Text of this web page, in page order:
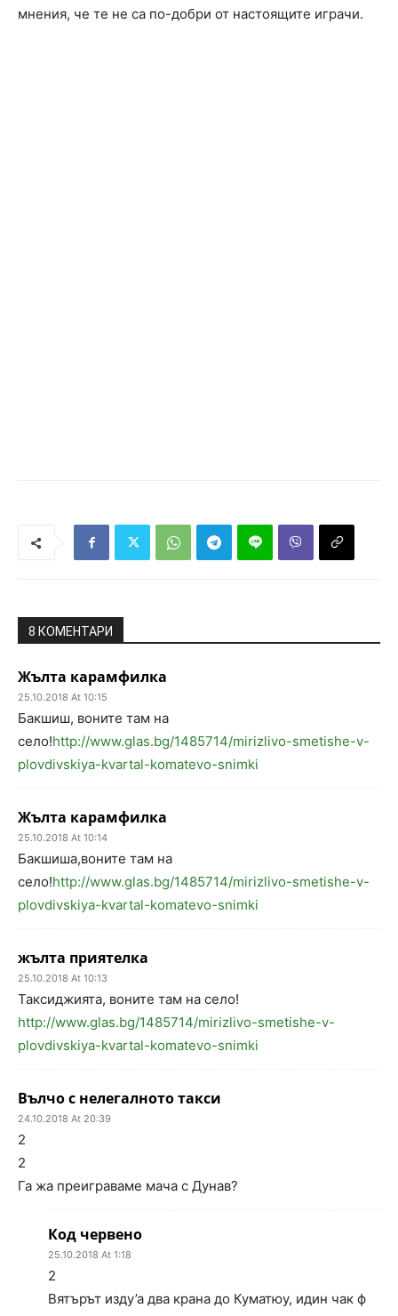
мнения, че те не са по-добри от настоящите играчи.
8 КОМЕНТАРИ
Жълта карамфилка
25.10.2018 At 10:15
Бакшиш, воните там на
село!http://www.glas.bg/1485714/mirizlivo-smetishe-v-
plovdivskiya-kvartal-komatevo-snimki
Жълта карамфилка
25.10.2018 At 10:14
Бакшиша,воните там на
село!http://www.glas.bg/1485714/mirizlivo-smetishe-v-
plovdivskiya-kvartal-komatevo-snimki
жълта приятелка
25.10.2018 At 10:13
Таксиджията, воните там на село!
http://www.glas.bg/1485714/mirizlivo-smetishe-v-
plovdivskiya-kvartal-komatevo-snimki
Вълчо с нелегалното такси
24.10.2018 At 20:39
2
2
Га жа преиграваме мача с Дунав?
Код червено
25.10.2018 At 1:18
2
Вятърът изду’а два крана до Куматюу, идин чак ф